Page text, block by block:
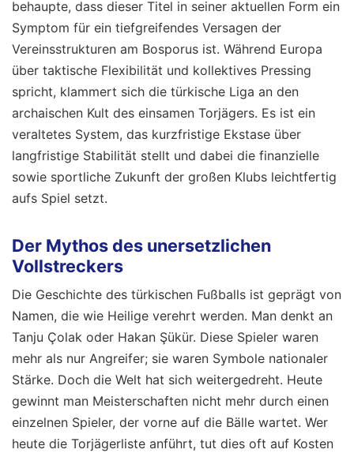
behaupte, dass dieser Titel in seiner aktuellen Form ein
Symptom für ein tiefgreifendes Versagen der
Vereinsstrukturen am Bosporus ist. Während Europa
über taktische Flexibilität und kollektives Pressing
spricht, klammert sich die türkische Liga an den
archaischen Kult des einsamen Torjägers. Es ist ein
veraltetes System, das kurzfristige Ekstase über
langfristige Stabilität stellt und dabei die finanzielle
sowie sportliche Zukunft der großen Klubs leichtfertig
aufs Spiel setzt.
Der Mythos des unersetzlichen
Vollstreckers
Die Geschichte des türkischen Fußballs ist geprägt von
Namen, die wie Heilige verehrt werden. Man denkt an
Tanju Çolak oder Hakan Şükür. Diese Spieler waren
mehr als nur Angreifer; sie waren Symbole nationaler
Stärke. Doch die Welt hat sich weitergedreht. Heute
gewinnt man Meisterschaften nicht mehr durch einen
einzelnen Spieler, der vorne auf die Bälle wartet. Wer
heute die Torjägerliste anführt, tut dies oft auf Kosten